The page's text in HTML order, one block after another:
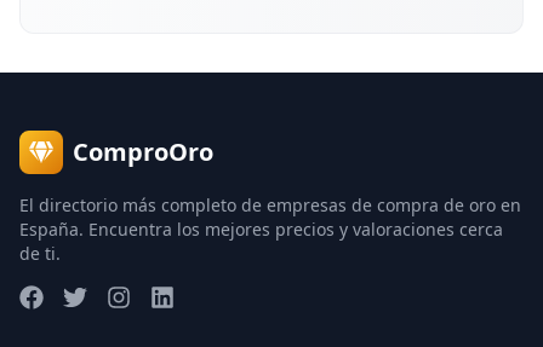
ComproOro
El directorio más completo de empresas de compra de oro en
España. Encuentra los mejores precios y valoraciones cerca
de ti.